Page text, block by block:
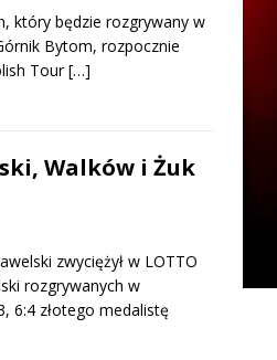
który będzie rozgrywany w
Bytom, rozpocznie
Tour[…]
Walków i Żuk
zwyciężył w LOTTO
rozgrywanych w
6:4 złotego medalistę